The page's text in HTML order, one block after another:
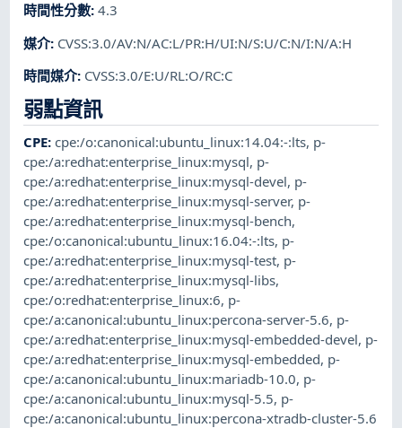
時間性分數:4.3
媒介: CVSS:3.0/AV:N/AC:L/PR:H/UI:N/S:U/C:N/I:N/A:H
時間媒介: CVSS:3.0/E:U/RL:O/RC:C
弱點資訊
CPE:cpe:/o:canonical:ubuntu_linux:14.04:-:lts, p-
cpe:/a:redhat:enterprise_linux:mysql, p-
cpe:/a:redhat:enterprise_linux:mysql-devel, p-
cpe:/a:redhat:enterprise_linux:mysql-server, p-
cpe:/a:redhat:enterprise_linux:mysql-bench,
cpe:/o:canonical:ubuntu_linux:16.04:-:lts, p-
cpe:/a:redhat:enterprise_linux:mysql-test, p-
cpe:/a:redhat:enterprise_linux:mysql-libs,
cpe:/o:redhat:enterprise_linux:6, p-
cpe:/a:canonical:ubuntu_linux:percona-server-5.6, p-
cpe:/a:redhat:enterprise_linux:mysql-embedded-devel, p-
cpe:/a:redhat:enterprise_linux:mysql-embedded, p-
cpe:/a:canonical:ubuntu_linux:mariadb-10.0, p-
cpe:/a:canonical:ubuntu_linux:mysql-5.5, p-
cpe:/a:canonical:ubuntu_linux:percona-xtradb-cluster-5.6